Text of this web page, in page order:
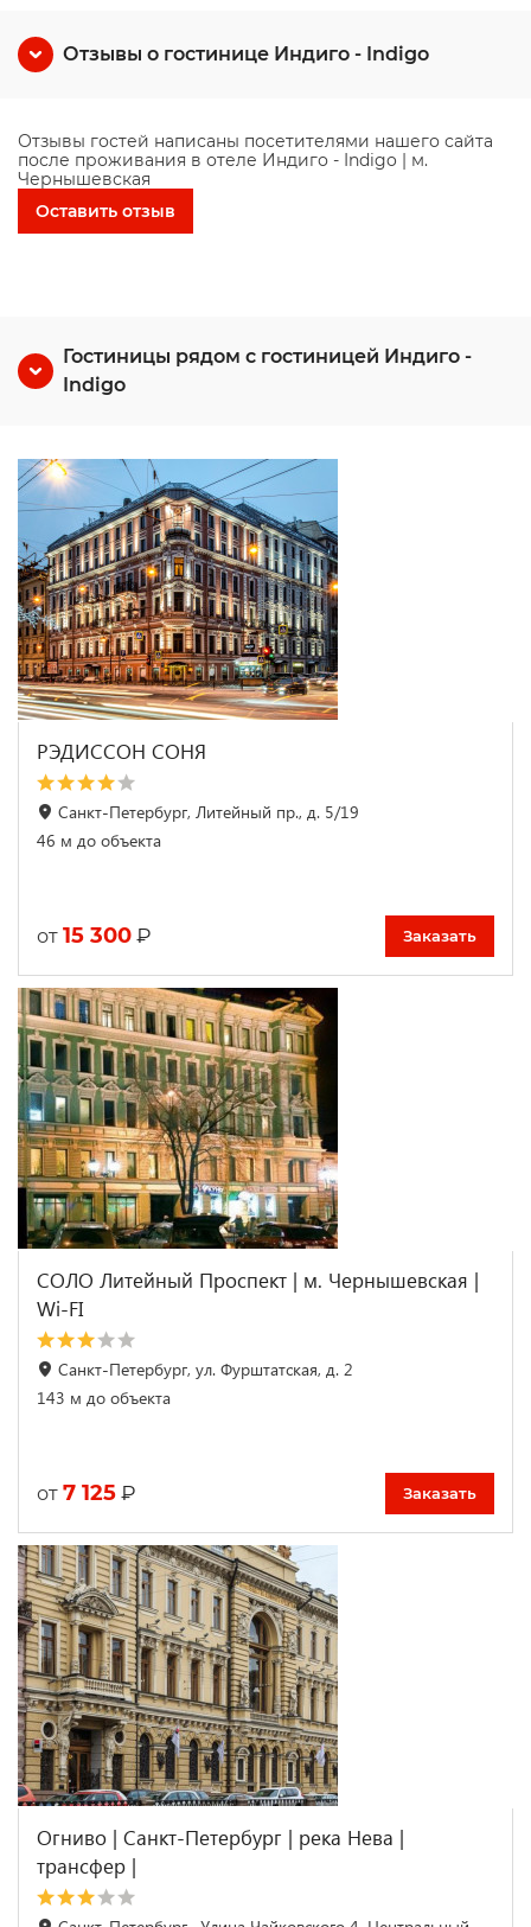
Отзывы о гостинице Индиго - Indigo
Отзывы гостей написаны посетителями нашего сайта
после проживания в отеле Индиго - Indigo | м.
Чернышевская
Оставить отзыв
Гостиницы рядом с гостиницей Индиго -
Indigo
РЭДИССОН СОНЯ
Санкт-Петербург, Литейный пр., д. 5/19
46 м до объекта
от 15 300 ₽ Заказать
СОЛО Литейный Проспект | м. Чернышевская |
Wi-FI
Санкт-Петербург, ул. Фурштатская, д. 2
143 м до объекта
от 7 125 ₽ Заказать
Огниво | Санкт-Петербург | река Нева |
трансфер |